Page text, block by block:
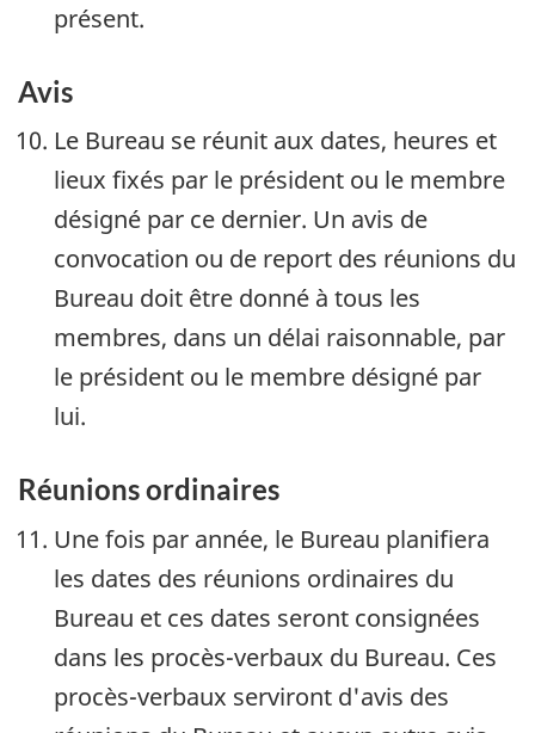
présent.
Avis
Le Bureau se réunit aux dates, heures et
lieux fixés par le président ou le membre
désigné par ce dernier. Un avis de
convocation ou de report des réunions du
Bureau doit être donné à tous les
membres, dans un délai raisonnable, par
le président ou le membre désigné par
lui.
Réunions ordinaires
Une fois par année, le Bureau planifiera
les dates des réunions ordinaires du
Bureau et ces dates seront consignées
dans les procès-verbaux du Bureau. Ces
procès-verbaux serviront d'avis des